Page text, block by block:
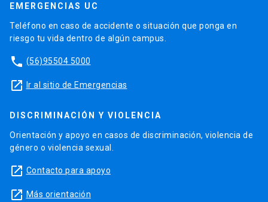
EMERGENCIAS UC
Teléfono en caso de accidente o situación que ponga en
riesgo tu vida dentro de algún campus.
phone (56)95504 5000
launch Ir al sitio de Emergencias
DISCRIMINACIÓN Y VIOLENCIA
Orientación y apoyo en casos de discriminación, violencia de
género o violencia sexual.
launch Contacto para apoyo
launch Más orientación